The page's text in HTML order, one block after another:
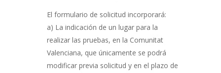
El formulario de solicitud incorporará:
a) La indicación de un lugar para la
realizar las pruebas, en la Comunitat
Valenciana, que únicamente se podrá
modificar previa solicitud y en el plazo de